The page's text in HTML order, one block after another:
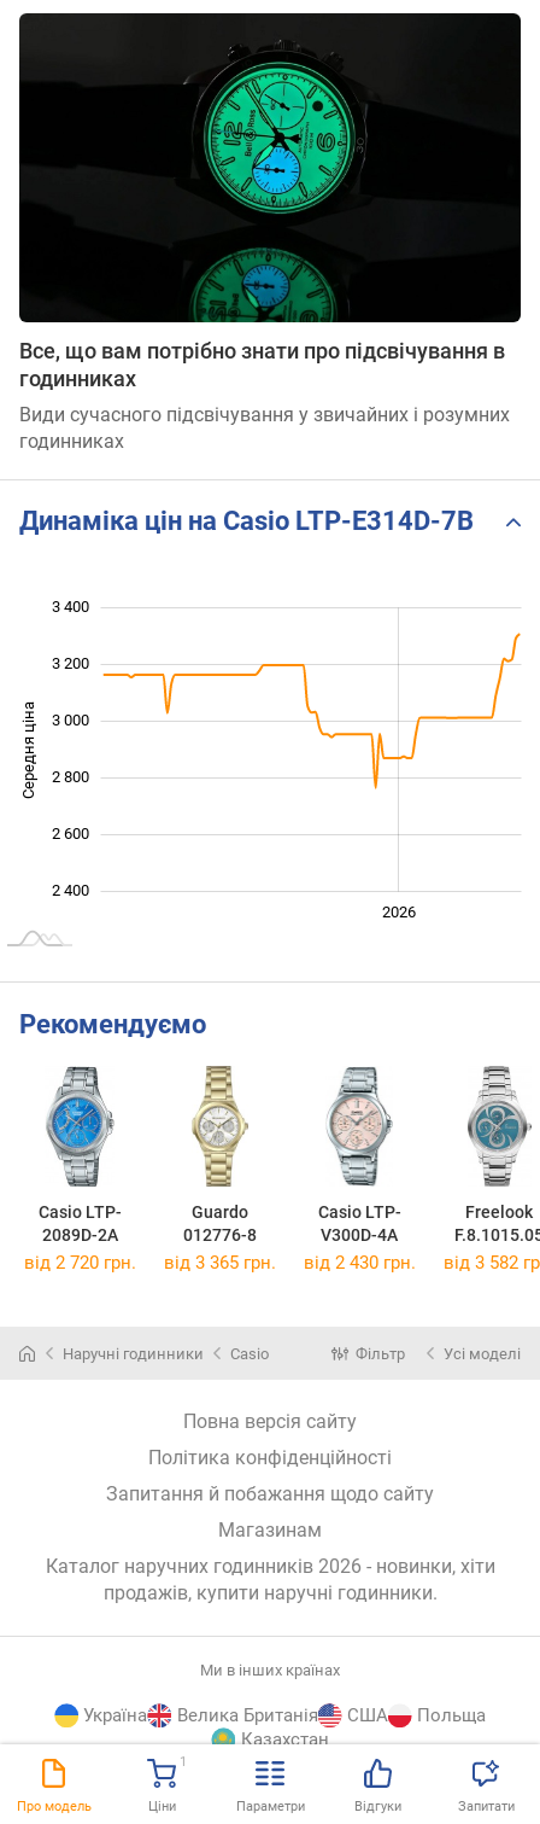
Про модель Ціни
1
Параметри Відгуки Запитати
Все, що вам потрібно знати про підсвічування в
годинниках
Види сучасного підсвічування у звичайних і розумних
годинниках
Динаміка цін на Casio LTP-E314D-7B
Середня ціна
2 400
2 600
2 800
3 000
3 200
3 400
2026
Рекомендуємо
Casio LTP-
2089D-2A
Guardo
012776-8
Casio LTP-
V300D-4A
Freelook
від 2 720 грн. від 3 365 грн. від 2 430 грн. від 3 582
Наручні годинники Casio Фільтр Усі моделі
Повна версія сайту
Політика конфіденційності
Запитання й побажання щодо сайту
Магазинам
Каталог наручних годинників 2026 - новинки, хіти
продажів, купити наручні годинники.
Ми в інших країнах
Україна Велика Британія США
Польща
Казахстан
Katalog
© E-Katalog, 2026 ВГОРУ